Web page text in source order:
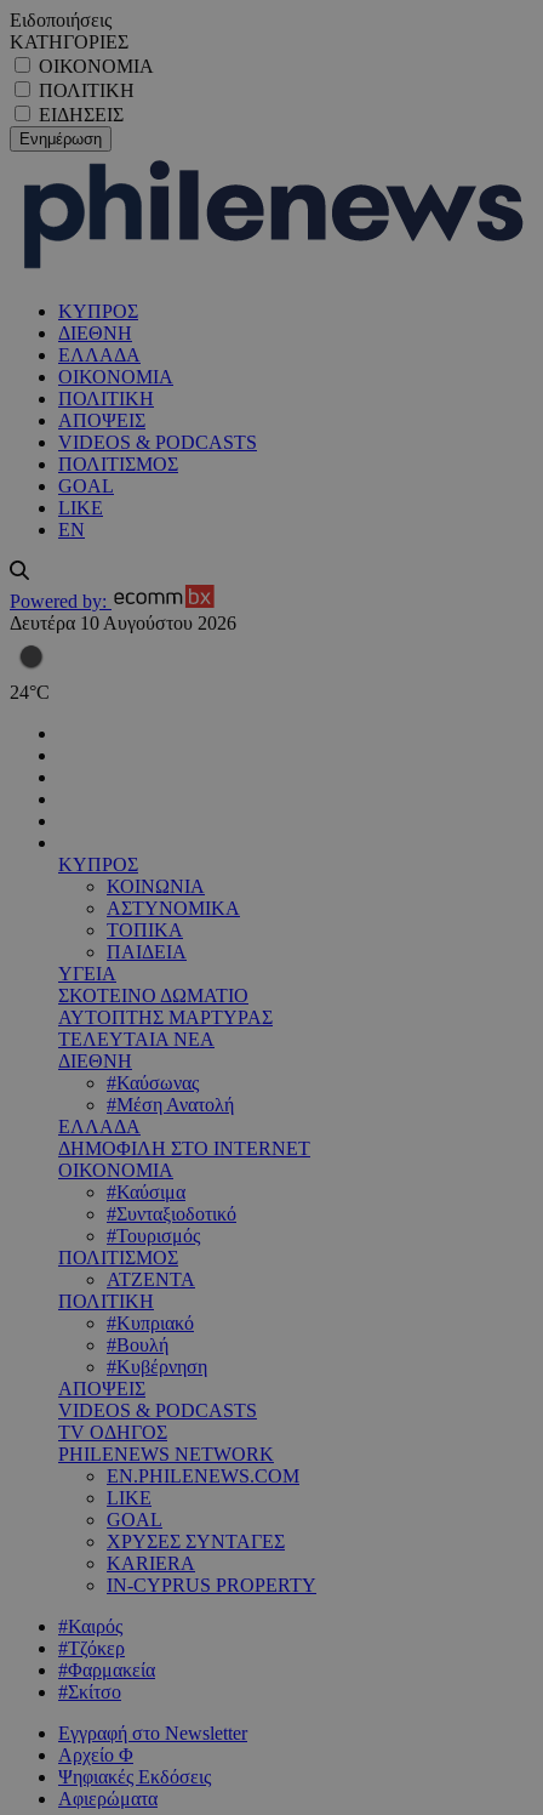
Ειδοποιήσεις
ΚΑΤΗΓΟΡΙΕΣ
ΟΙΚΟΝΟΜΙΑ
ΠΟΛΙΤΙΚΗ
ΕΙΔΗΣΕΙΣ
ΚΥΠΡΟΣ
ΔΙΕΘΝΗ
ΕΛΛΑΔΑ
ΟΙΚΟΝΟΜΙΑ
ΠΟΛΙΤΙΚΗ
ΑΠΟΨΕΙΣ
VIDEOS & PODCASTS
ΠΟΛΙΤΙΣΜΟΣ
GOAL
LIKE
EN
Powered by:
Δευτέρα 10 Αυγούστου 2026
24°C
ΚΥΠΡΟΣ
ΚΟΙΝΩΝΙΑ
ΑΣΤΥΝΟΜΙΚΑ
ΤΟΠΙΚΑ
ΠΑΙΔΕΙΑ
ΥΓΕΙΑ
ΣΚΟΤΕΙΝΟ ΔΩΜΑΤΙΟ
ΑΥΤΟΠΤΗΣ ΜΑΡΤΥΡΑΣ
ΤΕΛΕΥΤΑΙΑ ΝΕΑ
ΔΙΕΘΝΗ
#Καύσωνας
#Μέση Ανατολή
ΕΛΛΑΔΑ
ΔΗΜΟΦΙΛΗ ΣΤΟ INTERNET
ΟΙΚΟΝΟΜΙΑ
#Καύσιμα
#Συνταξιοδοτικό
#Τουρισμός
ΠΟΛΙΤΙΣΜΟΣ
ΑΤΖΕΝΤΑ
ΠΟΛΙΤΙΚΗ
#Κυπριακό
#Βουλή
#Κυβέρνηση
ΑΠΟΨΕΙΣ
VIDEOS & PODCASTS
TV ΟΔΗΓΟΣ
PHILENEWS NETWORK
EN.PHILENEWS.COM
LIKE
GOAL
ΧΡΥΣΕΣ ΣΥΝΤΑΓΕΣ
KARIERA
IN-CYPRUS PROPERTY
#Καιρός
#Τζόκερ
#Φαρμακεία
#Σκίτσο
Εγγραφή στο Newsletter
Αρχείο Φ
Ψηφιακές Εκδόσεις
Αφιερώματα